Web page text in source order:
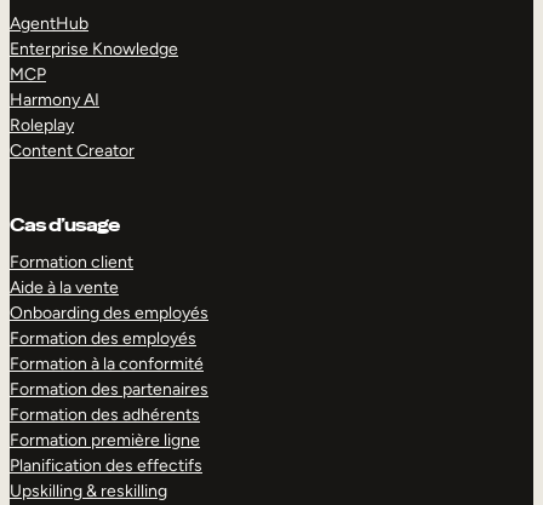
AgentHub
Enterprise Knowledge
MCP
Harmony AI
Roleplay
Content Creator
Cas d’usage
Formation client
Aide à la vente
Onboarding des employés
Formation des employés
Formation à la conformité
Formation des partenaires
Formation des adhérents
Formation première ligne
Planification des effectifs
Upskilling & reskilling